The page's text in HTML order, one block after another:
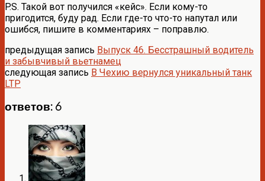
P.S. Такой вот получился «кейс». Если кому-то
пригодится, буду рад. Если где-то что-то напутал или
ошибся, пишите в комментариях – поправлю.
предыдущая запись Выпуск 46. Бесстрашный водитель
и забывчивый вьетнамец
следующая запись В Чехию вернулся уникальный танк
LTP
ответов: 6